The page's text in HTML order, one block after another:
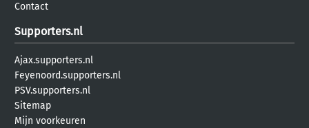
Contact
Supporters.nl
Ajax.supporters.nl
Feyenoord.supporters.nl
PSV.supporters.nl
Sitemap
Mijn voorkeuren